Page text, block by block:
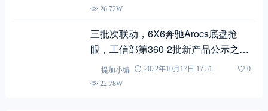
26.72W
三批次联动，6X6奔驰Arocs底盘抢
眼，工信部第360-2批新产品公示之商
旅篇提加小编 2022年10月17日 17:51
0
22.78W